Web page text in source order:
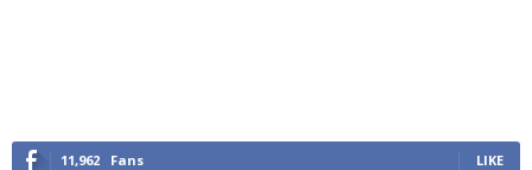
11,962 Fans LIKE